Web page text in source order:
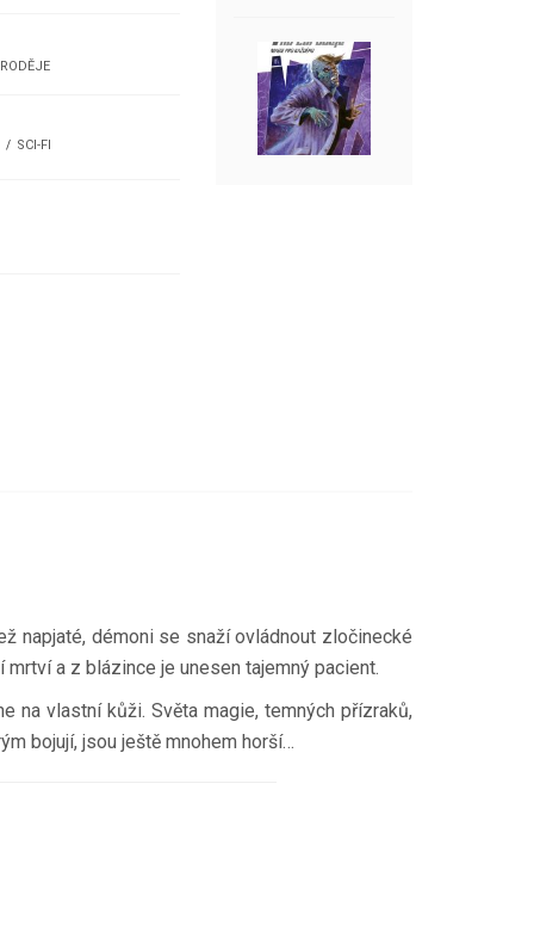
SCI-FI
napjaté, démoni se snaží ovládnout zločinecké
a z blázince je unesen tajemný pacient.
na vlastní kůži. Světa magie, temných přízraků,
bojují, jsou ještě mnohem horší…